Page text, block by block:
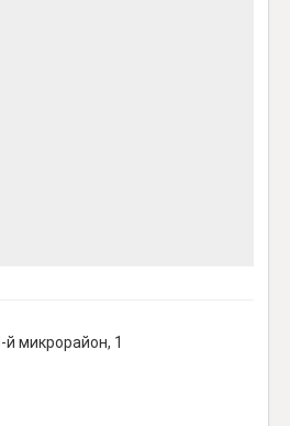
й микрорайон, 1